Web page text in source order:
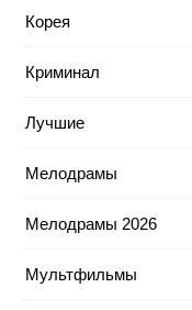
Корея
Криминал
Лучшие
Мелодрамы
Мелодрамы 2026
Мультфильмы